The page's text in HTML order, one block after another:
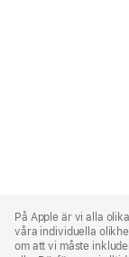
Footer
På Apple är vi alla
våra individuella
om att vi måste